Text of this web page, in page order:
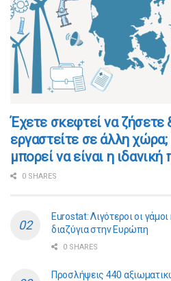
​​Έχετε σκεφτεί να ζήσετε
εργαστείτε σε άλλη
μπορεί να είναι η
0 SHARES
Eurostat: Λιγότεροι οι
διαζύγια στην Ευρώπη
0 SHARES
Προσλήψεις 440